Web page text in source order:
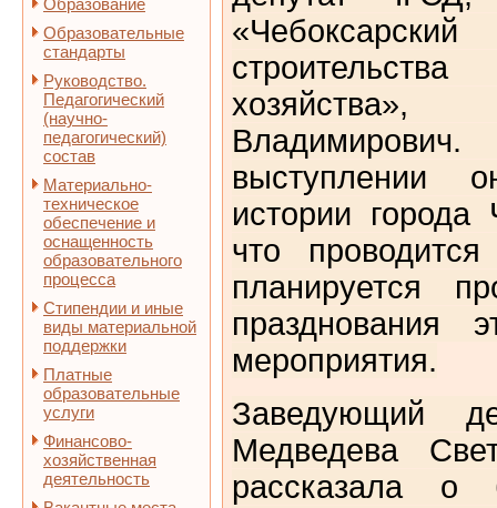
Образование
Образовательные
стандарты
Руководство.
Педагогический
(научно-
педагогический)
состав
Материально-
техническое
обеспечение и
оснащенность
образовательного
процесса
Стипендии и иные
виды материальной
поддержки
Платные
образовательные
услуги
Финансово-
хозяйственная
деятельность
выступлении
истории
что
планируется
празднования
мероприятия.
Заведующий
Медведева
рассказала о